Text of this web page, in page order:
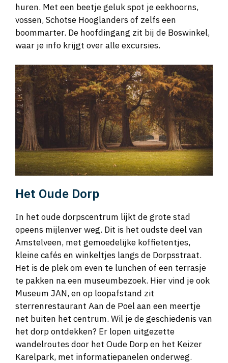
huren. Met een beetje geluk spot je eekhoorns,
vossen, Schotse Hooglanders of zelfs een
boommarter. De hoofdingang zit bij de Boswinkel,
waar je info krijgt over alle excursies.
Het Oude Dorp
In het oude dorpscentrum lijkt de grote stad
opeens mijlenver weg. Dit is het oudste deel van
Amstelveen, met gemoedelijke koffietentjes,
kleine cafés en winkeltjes langs de Dorpsstraat.
Het is de plek om even te lunchen of een terrasje
te pakken na een museumbezoek. Hier vind je ook
Museum JAN, en op loopafstand zit
sterrenrestaurant Aan de Poel aan een meertje
net buiten het centrum. Wil je de geschiedenis van
het dorp ontdekken? Er lopen uitgezette
wandelroutes door het Oude Dorp en het Keizer
Karelpark, met informatiepanelen onderweg.